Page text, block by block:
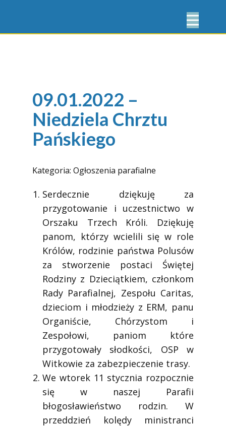
09.01.2022 –
Niedziela Chrztu
Pańskiego
Kategoria: Ogłoszenia parafialne
Serdecznie dziękuję za
przygotowanie i uczestnictwo w
Orszaku Trzech Króli. Dziękuję
panom, którzy wcielili się w role
Królów, rodzinie państwa Polusów
za stworzenie postaci Świętej
Rodziny z Dzieciątkiem, członkom
Rady Parafialnej, Zespołu Caritas,
dzieciom i młodzieży z ERM, panu
Organiście, Chórzystom i
Zespołowi, paniom które
przygotowały słodkości, OSP w
Witkowie za zabezpieczenie trasy.
We wtorek 11 stycznia rozpocznie
się w naszej Parafii
błogosławieństwo rodzin. W
przeddzień kolędy ministranci